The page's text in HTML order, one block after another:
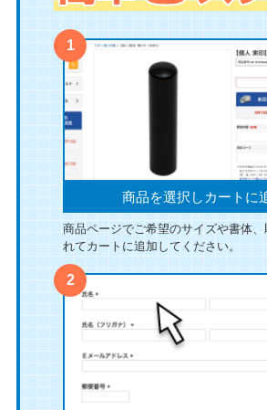
商品を選択しカートに
商品ページでご希望のサイズや書体
れてカートに追加してください。